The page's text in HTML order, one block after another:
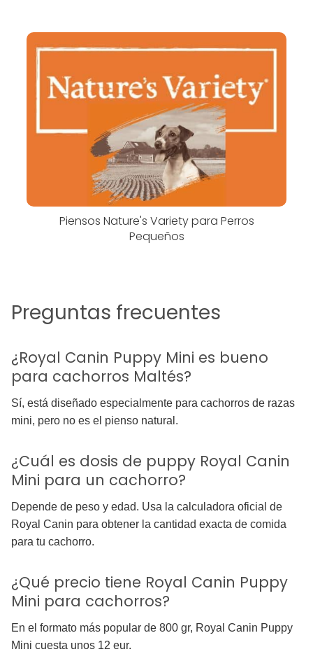
Piensos Nature's Variety para Perros
Pequeños
Preguntas frecuentes
¿Royal Canin Puppy Mini es bueno
para cachorros Maltés?
Sí, está diseñado especialmente para cachorros de razas
mini, pero no es el pienso natural.
¿Cuál es dosis de puppy Royal Canin
Mini para un cachorro?
Depende de peso y edad. Usa la calculadora oficial de
Royal Canin para obtener la cantidad exacta de comida
para tu cachorro.
¿Qué precio tiene Royal Canin Puppy
Mini para cachorros?
En el formato más popular de 800 gr, Royal Canin Puppy
Mini cuesta unos 12 eur.